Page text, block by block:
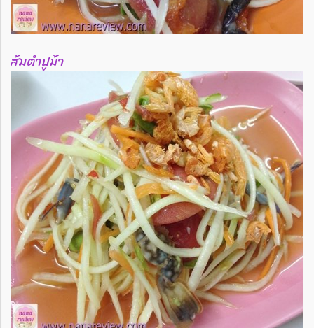
ส้มตำปูม้า